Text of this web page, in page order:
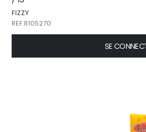
FIZZY
REF.8105270
SE